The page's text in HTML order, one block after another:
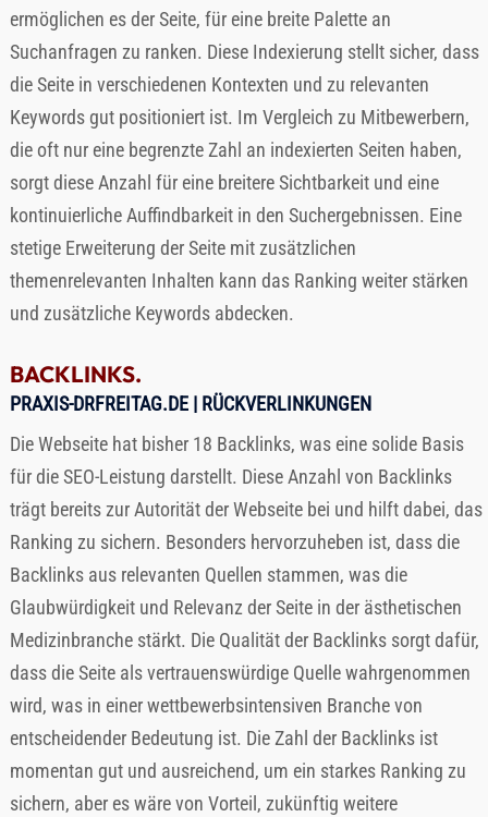
ermöglichen es der Seite, für eine breite Palette an
Suchanfragen zu ranken. Diese Indexierung stellt sicher, dass
die Seite in verschiedenen Kontexten und zu relevanten
Keywords gut positioniert ist. Im Vergleich zu Mitbewerbern,
die oft nur eine begrenzte Zahl an indexierten Seiten haben,
sorgt diese Anzahl für eine breitere Sichtbarkeit und eine
kontinuierliche Auffindbarkeit in den Suchergebnissen. Eine
stetige Erweiterung der Seite mit zusätzlichen
themenrelevanten Inhalten kann das Ranking weiter stärken
und zusätzliche Keywords abdecken.
BACKLINKS.
PRAXIS-DRFREITAG.DE| RÜCKVERLINKUNGEN
Die Webseite hat bisher 18 Backlinks, was eine solide Basis
für die SEO-Leistung darstellt. Diese Anzahl von Backlinks
trägt bereits zur Autorität der Webseite bei und hilft dabei, das
Ranking zu sichern. Besonders hervorzuheben ist, dass die
Backlinks aus relevanten Quellen stammen, was die
Glaubwürdigkeit und Relevanz der Seite in der ästhetischen
Medizinbranche stärkt. Die Qualität der Backlinks sorgt dafür,
dass die Seite als vertrauenswürdige Quelle wahrgenommen
wird, was in einer wettbewerbsintensiven Branche von
entscheidender Bedeutung ist. Die Zahl der Backlinks ist
momentan gut und ausreichend, um ein starkes Ranking zu
sichern, aber es wäre von Vorteil, zukünftig weitere